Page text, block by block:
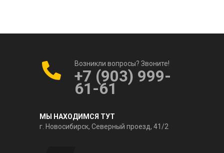
Возникли вопросы? Звоните!
+7 (903) 999-
61-61
МЫ НАХОДИМСЯ ТУТ
г. Новосибирск, Северный проезд, 41/2